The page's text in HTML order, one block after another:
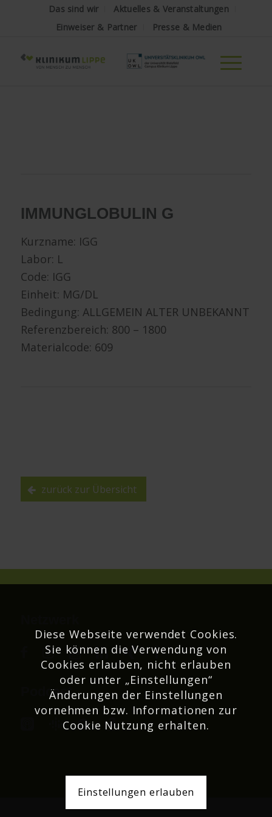
Das sind wir
Aktuelles & Veranstaltungen
Einweiser & Partner
Presse & Medien
IMMUNGLOBULIN G
Kurzname: IGG
Labor: L
Code: IGG
Einheit: MG/DL
Bedingung: ALLGEMEIN ALTER UNBEKANNT
Referenzbereich: 800 – 1800
Materialcode: 609
zurück zur Übersicht
Podcast
Diese Webseite verwendet Cookies.
Sie können die Verwendung von
Cookies erlauben, nicht erlauben
oder unter „Einstellungen“
Änderungen der Einstellungen
vornehmen bzw. Informationen zur
Cookie Nutzung erhalten.
Einstellungen erlauben